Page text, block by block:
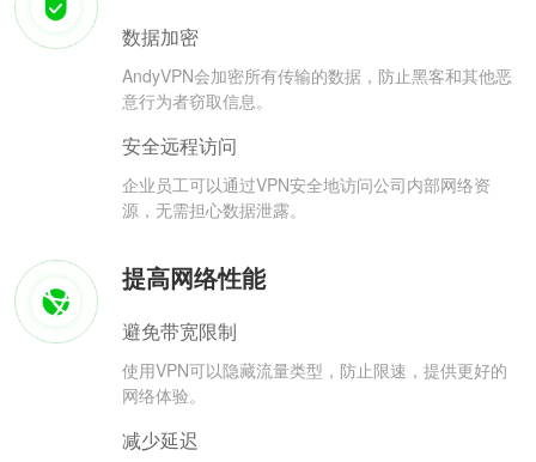
数据加密
AndyVPN会加密所有传输的数据，防止黑客和其他恶
意行为者窃取信息。
安全远程访问
企业员工可以通过VPN安全地访问公司内部网络资
源，无需担心数据泄露。
提高网络性能
避免带宽限制
使用VPN可以隐藏流量类型，防止限速，提供更好的
网络体验。
减少延迟